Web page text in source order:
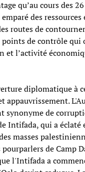
qu’au cours des
des ressources
routes de
de contrôle qui
et l’activité
diplomatique à
appauvrissement.
synonyme de
Intifada, qui a éclaté
masses
pourparlers de Camp
l'Intifada a